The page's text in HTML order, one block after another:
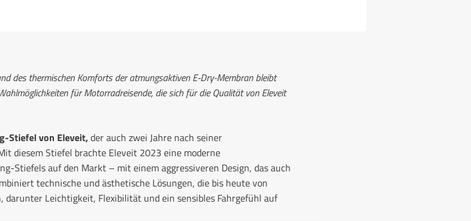
des thermischen Komforts der atmungsaktiven E-Dry-Membran bleibt
für Motorradreisende, die sich für die Qualität von Eleveit
Stiefel von Eleveit,der auch zwei Jahre nach seiner
diesem Stiefel brachte Eleveit 2023 eine moderne
Stiefels auf den Markt – mit einem aggressiveren Design, das auch
technische und ästhetische Lösungen, die bis heute von
Leichtigkeit, Flexibilität und ein sensibles Fahrgefühl auf